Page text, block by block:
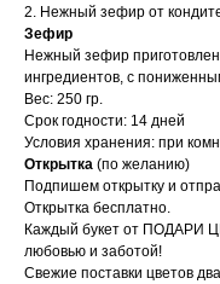
2. Нежный зефир от
Зефир
Нежный зефир
ингредиентов, с
Вес: 250 гр.
Срок годности: 14 дней
Условия хранения: при
Открытка (по желанию)
Подпишем открытку и
Открытка бесплатно.
Каждый букет от ПОДАРИ
любовью и заботой!
Свежие поставки цветов